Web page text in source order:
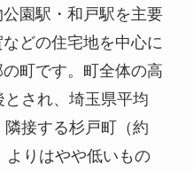
園駅・和戸駅を主要
どの住宅地を中心に
町です。町全体の高
され、埼玉県平均
隣接する杉戸町（約
よりはやや低いもの